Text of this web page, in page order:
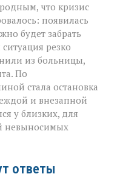
что кризис
появилась
будет забрать
резко
из больницы,
По
стала остановка
и внезапной
у близких, для
невыносимых
ответы